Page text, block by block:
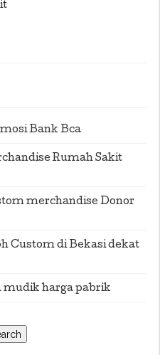
Bank Bca
Rumah Sakit
merchandise Donor
Custom di Bekasi dekat
mudik harga pabrik